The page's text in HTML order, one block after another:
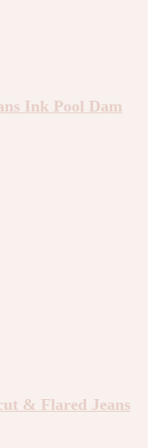
Ink Pool Dam
& Flared Jeans